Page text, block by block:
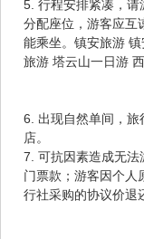
5. 行程安排紧凑，请
分配座位，游客应互
能乘坐。镇安旅游
旅游 塔云山一日游
6. 出现自然单间，
店。
7. 可抗因素造成无法
门票款；游客因个人
行社采购的协议价退